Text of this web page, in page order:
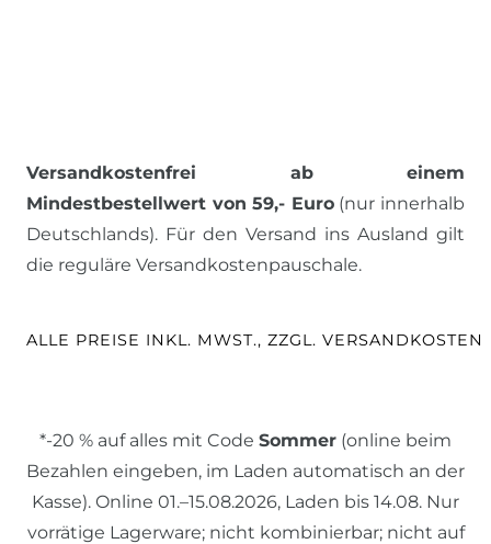
Versandkostenfrei ab einem
Mindestbestellwert von 59,- Euro(nur innerhalb
Deutschlands). Für den Versand ins Ausland gilt
die reguläre Versandkostenpauschale.
ALLE PREISE INKL. MWST., ZZGL. VERSANDKOSTEN
*-20 % auf alles mit Code Sommer (online beim
Bezahlen eingeben, im Laden automatisch an der
Kasse). Online 01.–15.08.2026, Laden bis 14.08. Nur
vorrätige Lagerware; nicht kombinierbar; nicht auf